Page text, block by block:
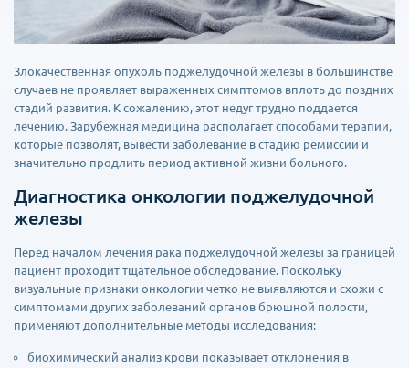
Злокачественная опухоль поджелудочной железы в большинстве
случаев не проявляет выраженных симптомов вплоть до поздних
стадий развития. К сожалению, этот недуг трудно поддается
лечению. Зарубежная медицина располагает способами терапии,
которые позволят, вывести заболевание в стадию ремиссии и
значительно продлить период активной жизни больного.
Диагностика онкологии поджелудочной
железы
Перед началом лечения рака поджелудочной железы за границей
пациент проходит тщательное обследование. Поскольку
визуальные признаки онкологии четко не выявляются и схожи с
симптомами других заболеваний органов брюшной полости,
применяют дополнительные методы исследования:
биохимический анализ крови показывает отклонения в